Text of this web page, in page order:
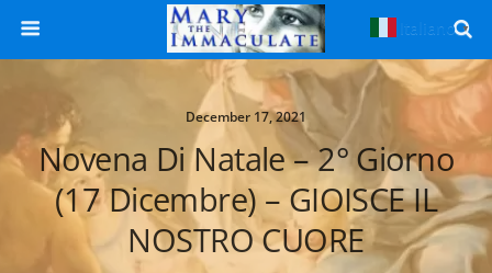
December 17, 2021
Novena Di Natale – 2° Giorno
(17 Dicembre) – GIOISCE IL
NOSTRO CUORE
Italiano ▼